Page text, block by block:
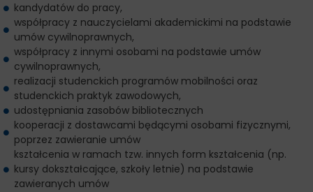
kandydatów do pracy,
współpracy z nauczycielami akademickimi na podstawie
umów cywilnoprawnych,
współpracy z innymi osobami na podstawie umów
cywilnoprawnych,
realizacji studenckich programów mobilności oraz
studenckich praktyk zawodowych,
udostępniania zasobów bibliotecznych
kooperacji z dostawcami będącymi osobami fizycznymi,
poprzez zawieranie umów
kształcenia w ramach tzw. innych form kształcenia (np.
kursy dokształcające, szkoły letnie) na podstawie
zawieranych umów